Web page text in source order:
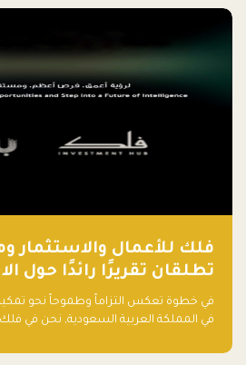
فلك للأعمال والاستثمار
تطلقان تقريرًا رائدًا حول
في الذكاء الاصطناعي
السعودية
في خطوة تعكس التزاماً وطموحاً نحو تمكين
في المملكة العربية السعودية, نحن في فلك
الذكاء الاصطناعي: خارطة الطريق